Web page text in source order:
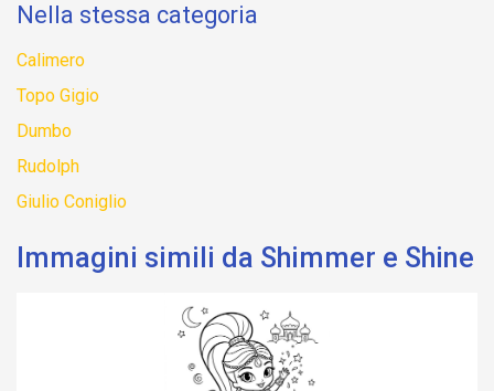
Nella stessa categoria
Calimero
Topo Gigio
Dumbo
Rudolph
Giulio Coniglio
Immagini simili da Shimmer e Shine